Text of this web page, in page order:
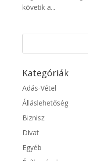
követik a...
Kategóriák
Adás-Vétel
Álláslehetőség
Biznisz
Divat
Egyéb